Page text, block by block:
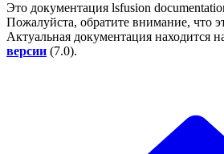
Это документация lsfusion
Пожалуйста, обратите внимание, что
Актуальная документация находится
версии (7.0).